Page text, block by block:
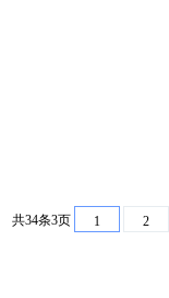
共34条3页 1 2